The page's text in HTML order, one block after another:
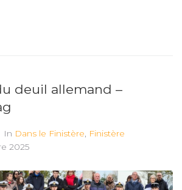
deuil allemand –
In Dans le Finistère, Finistère
2025